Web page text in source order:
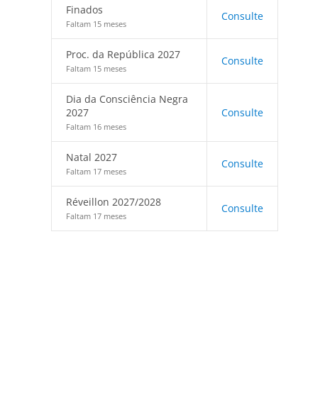
Finados
Faltam 15 meses
Consulte
Proc. da República 2027
Faltam 15 meses
Consulte
Dia da Consciência Negra
2027
Faltam 16 meses
Consulte
Natal 2027
Faltam 17 meses
Consulte
Réveillon 2027/2028
Faltam 17 meses
Consulte